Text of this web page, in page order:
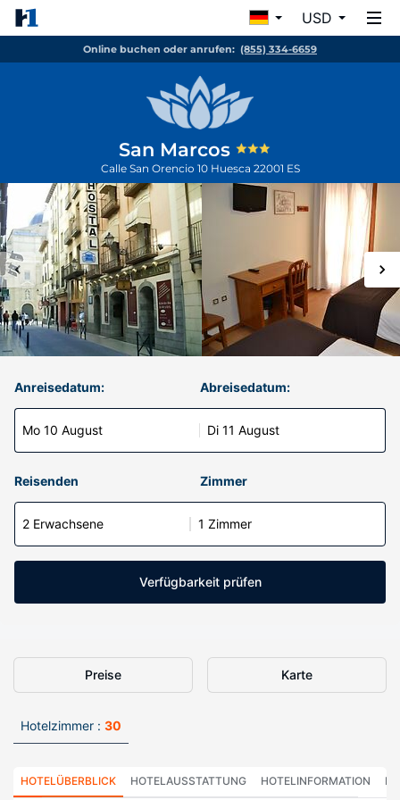
USD
Online buchen oder anrufen: (855) 334-6659
San Marcos
Calle San Orencio 10 Huesca 22001 ES
Anreisedatum:
Mo 10 August
Abreisedatum:
Di 11 August
Reisenden Zimmer
2 Erwachsene 1 Zimmer
Verfügbarkeit prüfen
Preise Karte
Hotelzimmer : 30
HOTELÜBERBLICK HOTELAUSSTATTUNG HOTELINFORMATION